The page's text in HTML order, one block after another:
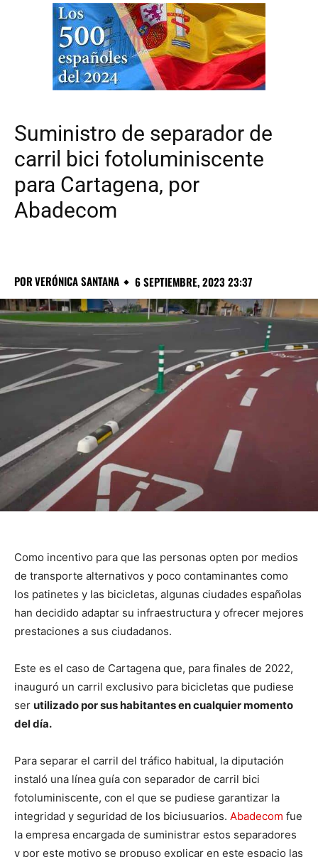
Suministro de separador de
carril bici fotoluminiscente
para Cartagena, por
Abadecom
PORVERÓNICA SANTANA 6 SEPTIEMBRE, 2023 23:37
Como incentivo para que las personas opten por medios
de transporte alternativos y poco contaminantes como
los patinetes y las bicicletas, algunas ciudades españolas
han decidido adaptar su infraestructura y ofrecer mejores
prestaciones a sus ciudadanos.
Este es el caso de Cartagena que, para finales de 2022,
inauguró un carril exclusivo para bicicletas que pudiese
ser utilizado por sus habitantes en cualquier momento
del día.
Para separar el carril del tráfico habitual, la diputación
instaló una línea guía con separador de carril bici
fotoluminiscente, con el que se pudiese garantizar la
integridad y seguridad de los biciusuarios. Abadecom fue
la empresa encargada de suministrar estos separadores
y por este motivo se propuso explicar en este espacio las